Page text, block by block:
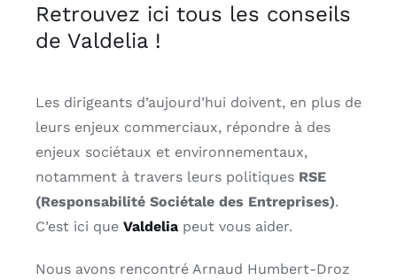
Retrouvez ici tous les conseils
de Valdelia !
Les dirigeants d’aujourd’hui doivent, en plus de
leurs enjeux commerciaux, répondre à des
enjeux sociétaux et environnementaux,
notamment à travers leurs politiques RSE
(Responsabilité Sociétale des Entreprises).
C’est ici que Valdeliapeut vous aider.
Nous avons rencontré Arnaud Humbert-Droz